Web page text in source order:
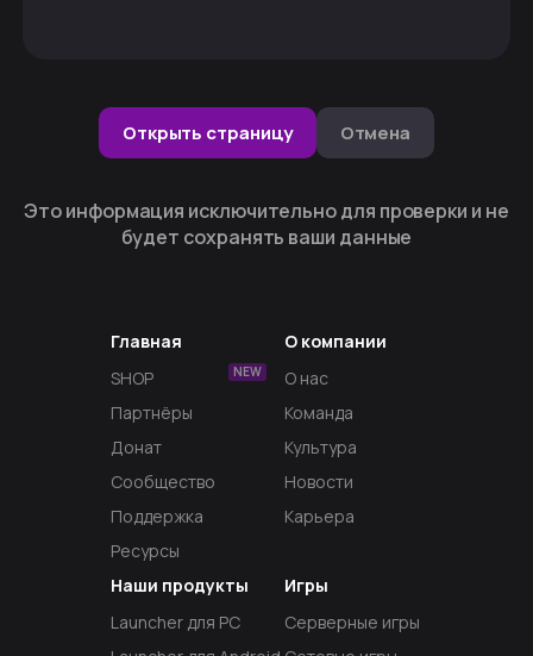
Открыть страницу Отмена
Это информация исключительно для проверки и не
будет сохранять ваши данные
Главная
SHOP
NEW
Партнёры
Донат
Сообщество
Поддержка
Ресурсы
Наши продукты
Launcher для PC
Игры
Серверные игры
О компании
О нас
Команда
Культура
Новости
Карьера